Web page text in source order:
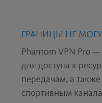
ГРАНИЦЫ НЕ
Phantom VPN Pro
для доступа к
передачам, а
спортивным